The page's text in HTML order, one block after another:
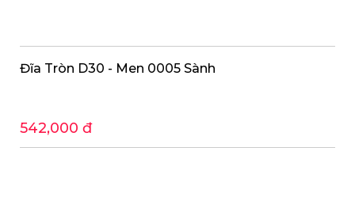
Đĩa Tròn D30 - Men 0005 Sành
542,000 đ